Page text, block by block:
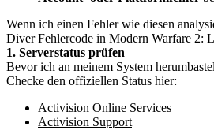
Wenn ich einen Fehler wie diesen
Diver Fehlercode in Modern Warfare 2:
1. Serverstatus prüfen
Bevor ich an meinem System
Checke den offiziellen Status hier:
Activision Online Services
Activision Support